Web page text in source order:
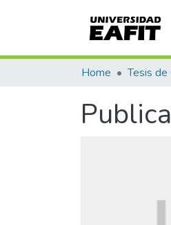
Home Tesis de